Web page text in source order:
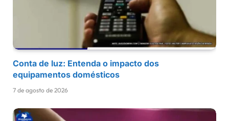
Conta de luz: Entenda o impacto dos
equipamentos domésticos
7 de agosto de 2026